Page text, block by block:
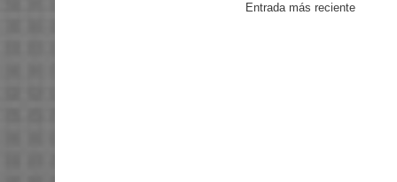
Entrada más reciente